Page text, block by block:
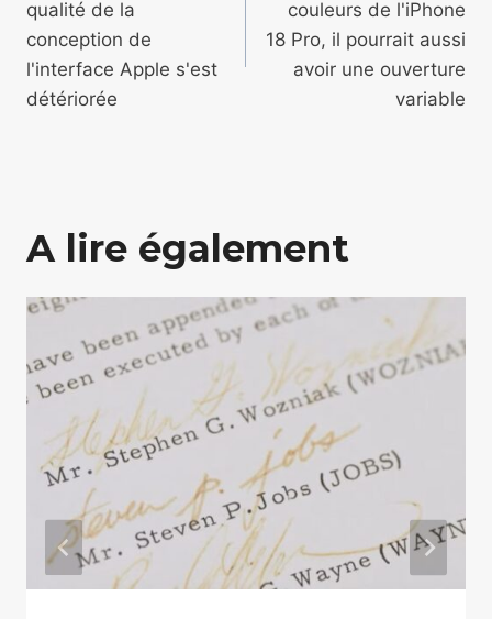
l’article
qualité de la
conception de
l'interface Apple s'est
détériorée
couleurs de l'iPhone
18 Pro, il pourrait aussi
avoir une ouverture
variable
A lire également